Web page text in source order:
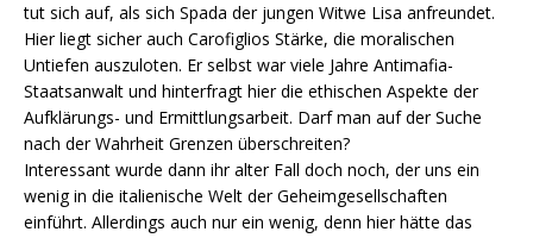
tut sich auf, als sich Spada der jungen Witwe Lisa anfreundet.
Hier liegt sicher auch Carofiglios Stärke, die moralischen
Untiefen auszuloten. Er selbst war viele Jahre Antimafia-
Staatsanwalt und hinterfragt hier die ethischen Aspekte der
Aufklärungs- und Ermittlungsarbeit. Darf man auf der Suche
nach der Wahrheit Grenzen überschreiten?
Interessant wurde dann ihr alter Fall doch noch, der uns ein
wenig in die italienische Welt der Geheimgesellschaften
einführt. Allerdings auch nur ein wenig, denn hier hätte das